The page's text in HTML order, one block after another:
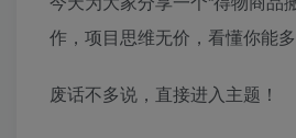
作，项目思维无价，看懂你能
废话不多说，直接进入主题！